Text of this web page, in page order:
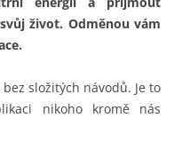
život. Odměnou vám
složitých návodů. Je to
nikoho kromě nás